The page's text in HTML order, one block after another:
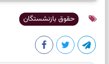
حقوق بازنشستگان